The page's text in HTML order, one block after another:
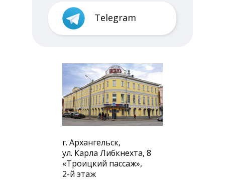
Telegram
г. Архангельск,
ул. Карла Либкнехта, 8
«Троицкий пассаж»,
2-й этаж